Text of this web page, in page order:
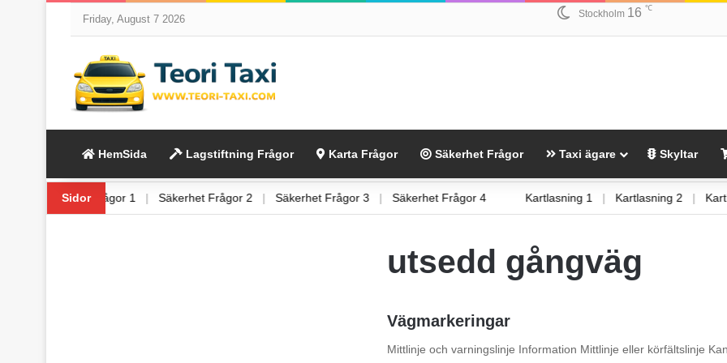
Friday, August 7 2026 Stockholm 16 ℃
HemSida Lagstiftning Frågor Karta Frågor Säkerhet Frågor Taxi ägare Skyltar
Sidor
Säkerhet Frågor 1 | Säkerhet Frågor 2 | Säkerhet Frågor 3 | Säkerhet Frågor 4 Kartlasning 1 | Kartlasning 2 |
utsedd gångväg
Vägmarkeringar
Mittlinje och varningslinje Information Mittlinje eller körfältslinje